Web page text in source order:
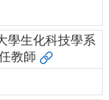
學生化科技學系
教師